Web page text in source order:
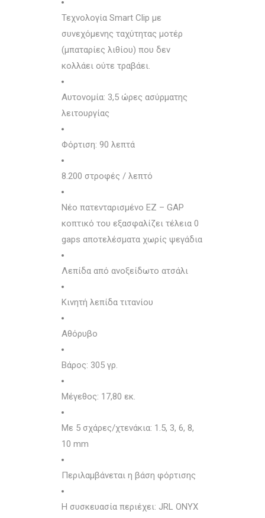
Τεχνολογία Smart Clip με
συνεχόμενης ταχύτητας μοτέρ
(μπαταρίες λιθίου) που δεν
κολλάει ούτε τραβάει.
Αυτονομία: 3,5 ώρες ασύρματης
λειτουργίας
Φόρτιση: 90 λεπτά
8.200 στροφές / λεπτό
Νέο πατενταρισμένο EZ – GAP
κοπτικό του εξασφαλίζει τέλεια 0
gaps αποτελέσματα χωρίς ψεγάδια
Λεπίδα από ανοξείδωτο ατσάλι
Κινητή λεπίδα τιτανίου
Αθόρυβο
Bάρος: 305 γρ.
Μέγεθος: 17,80 εκ.
Με 5 σχάρες/χτενάκια: 1.5, 3, 6, 8,
10 mm
Περιλαμβάνεται η βάση φόρτισης
Η συσκευασία περιέχει: JRL ONYX